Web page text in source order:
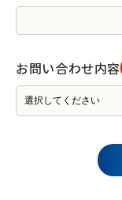
お問い合わせ内容